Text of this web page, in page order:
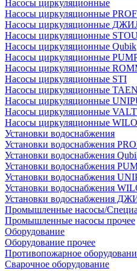
Насосы циркуляционные
Насосы циркуляционные
Насосы циркуляционные
Насосы циркуляционные
Насосы циркуляционные Qubik
Насосы циркуляционные
Насосы циркуляционные
Насосы циркуляционные STI
Насосы циркуляционные TAEN
Насосы циркуляционные
Насосы циркуляционные
Насосы циркуляционные WILO
Установки водоснабжения
Установки водоснабжения
Установки водоснабжения
Установки водоснабжения
Установки водоснабжения
Установки водоснабжения
Установки водоснабжения
Промышленные насосы/
Промышленные насосы прочее
Оборудование
Оборудование прочее
Противопожарное
Сварочное оборудование